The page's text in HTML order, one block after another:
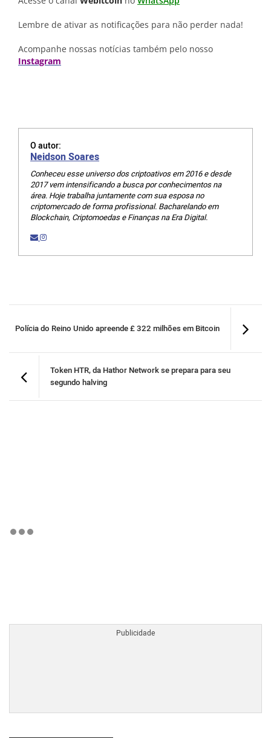
Lembre de ativar as notificações para não perder nada!
Acompanhe nossas notícias também pelo nosso
Instagram
O autor:
Neidson Soares
Conheceu esse universo dos criptoativos em 2016 e desde
2017 vem intensificando a busca por conhecimentos na
área. Hoje trabalha juntamente com sua esposa no
criptomercado de forma profissional. Bacharelando em
Blockchain, Criptomoedas e Finanças na Era Digital.
Polícia do Reino Unido apreende £ 322 milhões em Bitcoin
Token HTR, da Hathor Network se prepara para seu
segundo halving